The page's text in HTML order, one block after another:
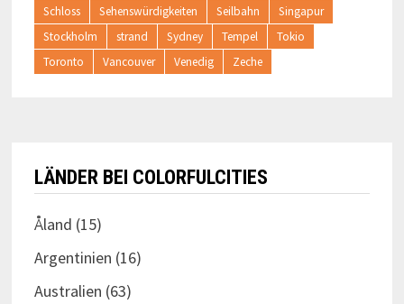
Schloss
Sehenswürdigkeiten Seilbahn
Singapur
Stockholm
strand Sydney Tempel
Tokio
Toronto
Vancouver Venedig Zeche
LÄNDER BEI COLORFULCITIES
Åland (15)
Argentinien (16)
Australien (63)